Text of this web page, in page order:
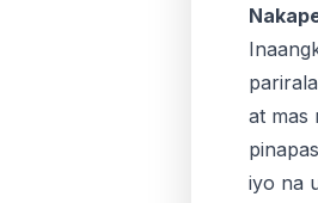
at mas
iyo na